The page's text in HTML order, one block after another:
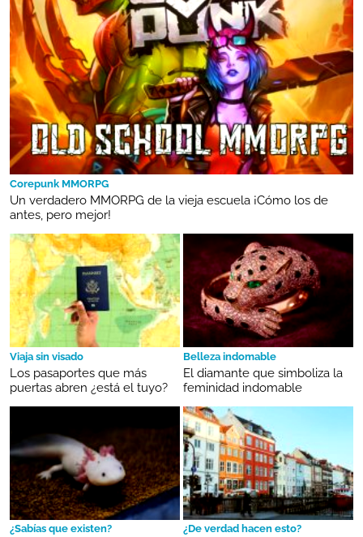
Corepunk MMORPG
Un verdadero MMORPG de la vieja escuela ¡Cómo los de
antes, pero mejor!
Viaja sin visado
Los pasaportes que más
puertas abren ¿está el tuyo?
Belleza indomable
El diamante que simboliza la
feminidad indomable
¿Sabías que existen? ¿De verdad hacen esto?